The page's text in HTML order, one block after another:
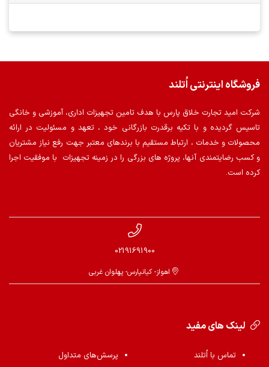
فروشگاه اینترنتی اُتلند
شرکت امید تجارت خلاق پارس با هدف تامین تجهیزات اداری، آموزشی و خانگی
تاسیس گردیده و با تکیه برقدرت بازرگانی خود ، تعهد و مسئولیت در ارائه
محصولات و خدمات ، ارتباط مستقیم با برندهای معتبر جهت رفع نیاز مشتریان
و کسب رضایتمندی آنها، پروژه های بزرگی را در زمینه تجهیزات با موفقیت اجرا
کرده است.
02191691900
اهواز- کیانپارس- پهلوان غربی
لینک های مفید
تماس با اُتلند
پرسش‌های متداول